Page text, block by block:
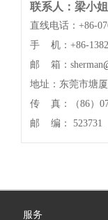
联系人：梁小姐
直线电话：+86-
手 机：+86-
邮 箱：sherman
地址：东莞市塘
传 真：（86）
邮 编： 523731
服务